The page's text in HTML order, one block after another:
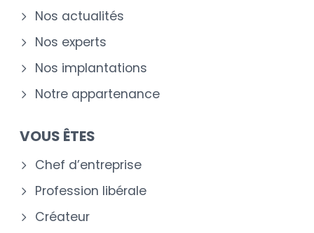
Nos actualités
Nos experts
Nos implantations
Notre appartenance
VOUS ÊTES
Chef d’entreprise
Profession libérale
Créateur